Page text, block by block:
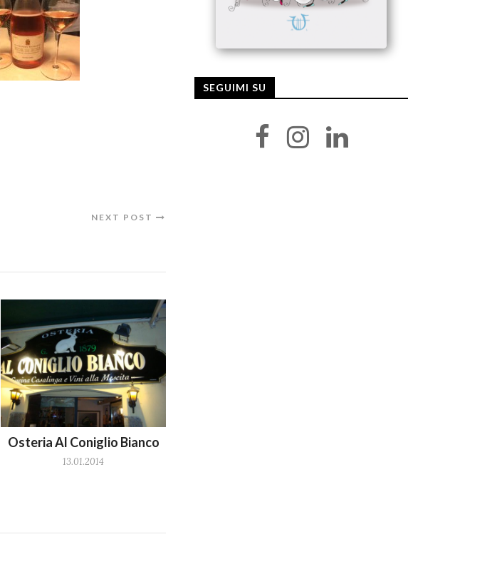
NEXT POST
Osteria Al Coniglio Bianco
13.01.2014
SEGUIMI SU